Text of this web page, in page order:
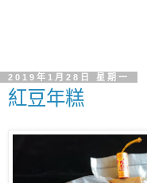
2019年1月28日 星期一
紅豆年糕